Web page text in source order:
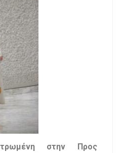
στην Προς